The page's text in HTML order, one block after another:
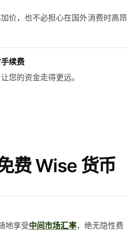
价，也不必担心在国外消费时高昂
续费
您的资金走得更远。
费 Wise 货币
地享受中间市场汇率，绝无隐性费